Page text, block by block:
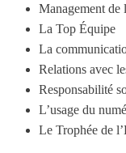
Management de
La Top Équipe
La
Relations avec
Responsabilité
L’usage du
Le Trophée de